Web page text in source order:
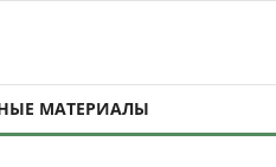
МАТЕРИАЛЫ